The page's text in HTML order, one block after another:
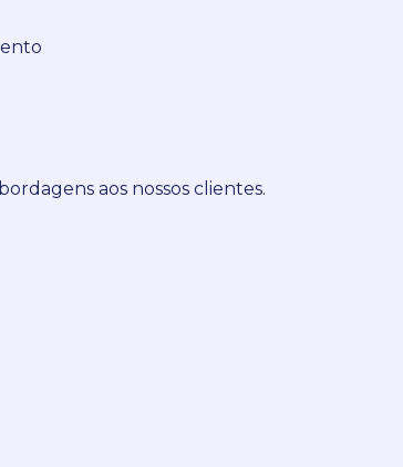
aos nossos clientes.